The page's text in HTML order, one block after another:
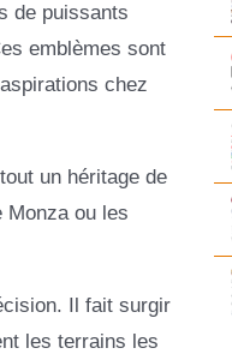
de puissants
emblèmes sont
chez
un héritage de
Monza ou les
Il fait surgir
les terrains les